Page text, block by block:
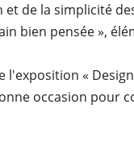
de la simplicité
bien pensée »,
«
occasion pour